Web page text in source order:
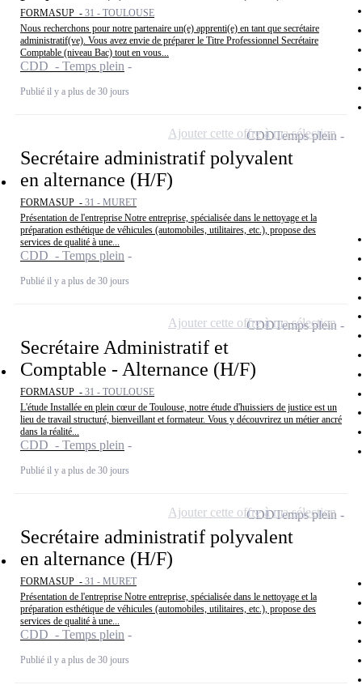
FORMASUP - 31 - TOULOUSE
Nous recherchons pour notre partenaire un(e) apprenti(e) en tant que secrétaire
administratif(ve). Vous avez envie de préparer le Titre Professionnel Secrétaire
Comptable (niveau Bac) tout en vous...
CDD - Temps plein
Publié il y a plus de 30 jours
Secrétaire administratif polyvalent
en alternance (H/F)
FORMASUP - 31 - MURET
Présentation de l'entreprise Notre entreprise, spécialisée dans le nettoyage et la
préparation esthétique de véhicules (automobiles, utilitaires, etc.), propose des
services de qualité à une...
CDD - Temps plein
Publié il y a plus de 30 jours
CDDTemps plein
Ajouter cette offre à ma sélection
Secrétaire Administratif et
Comptable - Alternance (H/F)
FORMASUP - 31 - TOULOUSE
L'étude Installée en plein cœur de Toulouse, notre étude d'huissiers de justice est un
lieu de travail structuré, bienveillant et formateur. Vous y découvrirez un métier ancré
dans la réalité...
CDD - Temps plein
Publié il y a plus de 30 jours
CDDTemps plein
Ajouter cette offre à ma sélection
Secrétaire administratif polyvalent
en alternance (H/F)
FORMASUP - 31 - MURET
Présentation de l'entreprise Notre entreprise, spécialisée dans le nettoyage et la
préparation esthétique de véhicules (automobiles, utilitaires, etc.), propose des
services de qualité à une...
CDD - Temps plein
Publié il y a plus de 30 jours
CDDTemps plein
Ajouter cette offre à ma sélection